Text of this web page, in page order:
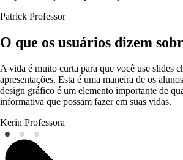
Patrick Professor
O que os usuários dizem
A vida é muito curta para que você use slides
apresentações. Esta é uma maneira de os
design gráfico é um elemento importante de
informativa que possam fazer em suas vidas.
Kerin Professora